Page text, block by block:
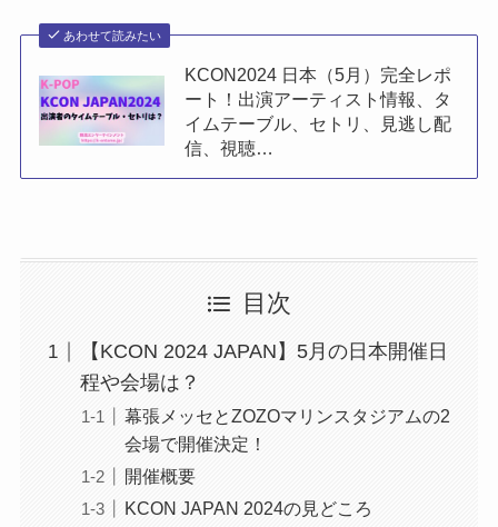
あわせて読みたい
KCON2024 日本（5月）完全レポ
ート！出演アーティスト情報、タ
イムテーブル、セトリ、見逃し配
信、視聴…
目次
【KCON 2024 JAPAN】5月の日本開催日
程や会場は？
幕張メッセとZOZOマリンスタジアムの2
会場で開催決定！
開催概要
KCON JAPAN 2024の見どころ